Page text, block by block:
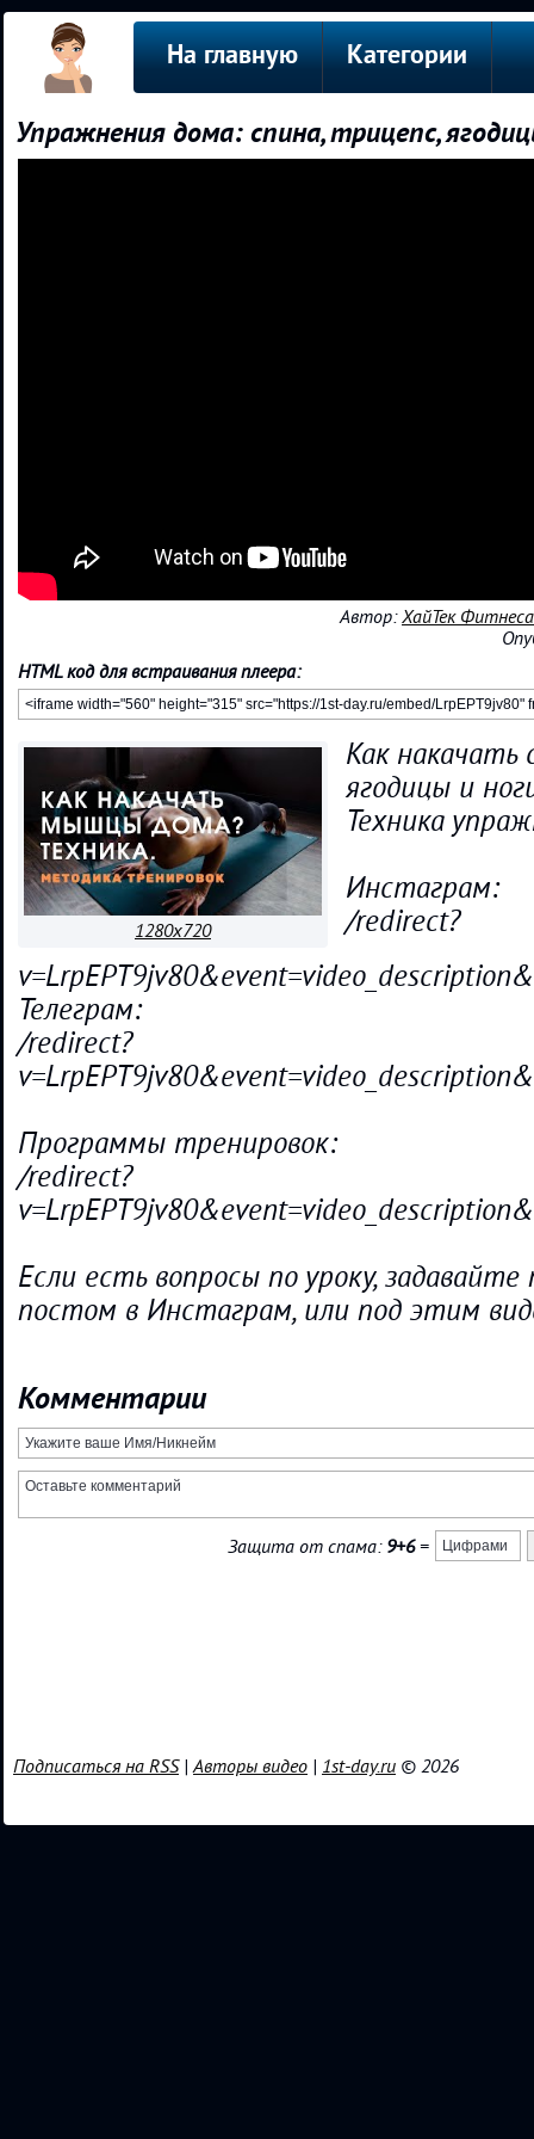
На главную Категории
Упражнения дома: спина, трицепс,
Автор:ХайТек
HTML код для встраивания плеера:
1280x720
Как накачать
ягодицы и
Техника
Инстаграм:
/redirect?
Телеграм:
/redirect?
Программы тренировок:
/redirect?
Если есть вопросы по уроку, задавайте
постом в Инстаграм, или под этим
Комментарии
Защита от спама: 9+6=
Подписаться на RSS|Авторы видео | 1st-day.ru © 2026